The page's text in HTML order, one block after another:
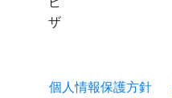
個人情報保護方針